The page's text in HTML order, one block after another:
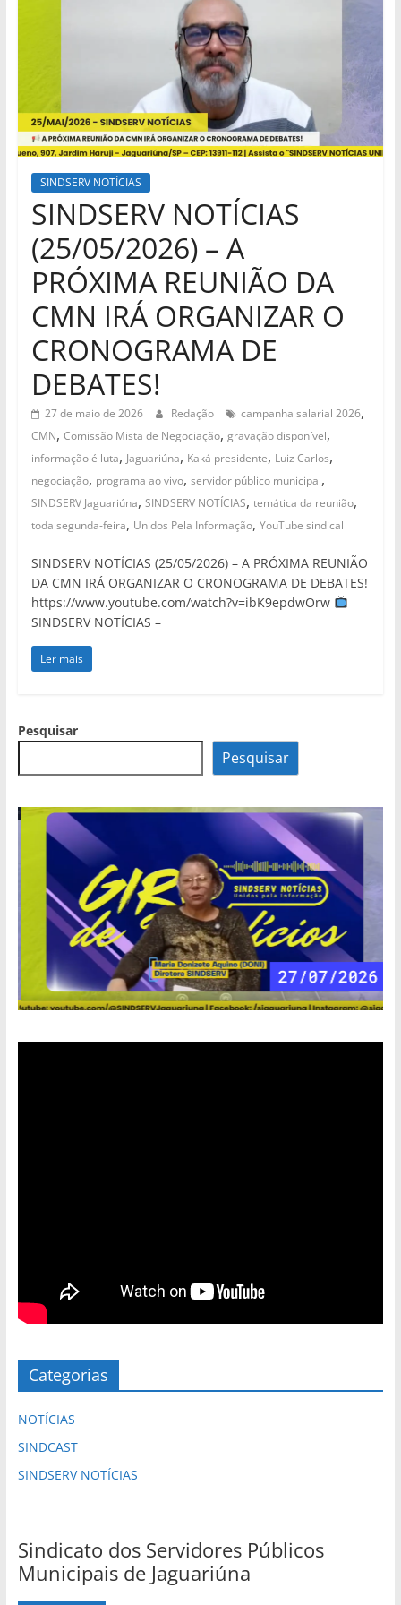
SINDSERV NOTÍCIAS
SINDSERV NOTÍCIAS
(25/05/2026) – A
PRÓXIMA REUNIÃO DA
CMN IRÁ ORGANIZAR O
CRONOGRAMA DE
DEBATES!
27 de maio de 2026 Redação campanha salarial 2026,
CMN, Comissão Mista de Negociação, gravação disponível,
informação é luta, Jaguariúna, Kaká presidente, Luiz Carlos,
negociação, programa ao vivo, servidor público municipal,
SINDSERV Jaguariúna, SINDSERV NOTÍCIAS, temática da reunião,
toda segunda-feira, Unidos Pela Informação, YouTube sindical
SINDSERV NOTÍCIAS (25/05/2026) – A PRÓXIMA REUNIÃO
DA CMN IRÁ ORGANIZAR O CRONOGRAMA DE DEBATES!
https://www.youtube.com/watch?v=ibK9epdwOrw
SINDSERV NOTÍCIAS –
Ler mais
Pesquisar
Pesquisar
Categorias
NOTÍCIAS
SINDCAST
SINDSERV NOTÍCIAS
Sindicato dos Servidores Públicos
Municipais de Jaguariúna